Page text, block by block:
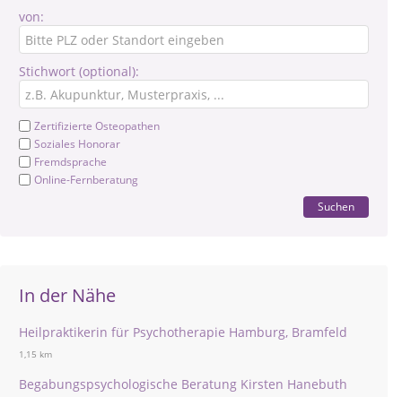
von:
Stichwort (optional):
Zertifizierte Osteopathen
Soziales Honorar
Fremdsprache
Online-Fernberatung
Suchen
In der Nähe
Heilpraktikerin für Psychotherapie Hamburg, Bramfeld
1,15 km
Begabungspsychologische Beratung Kirsten Hanebuth